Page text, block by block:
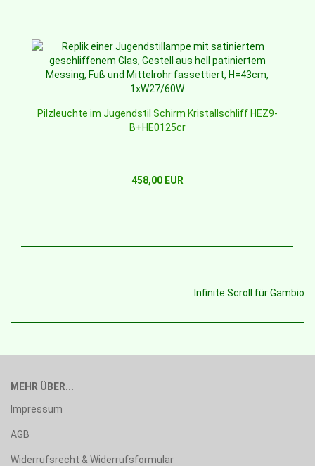
Pilzleuchte im Jugendstil Schirm Kristallschliff HEZ9-
B+HE0125cr
458,00 EUR
Infinite Scroll für Gambio
MEHR ÜBER...
Impressum
AGB
Widerrufsrecht & Widerrufsformular